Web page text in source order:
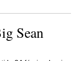
Sean